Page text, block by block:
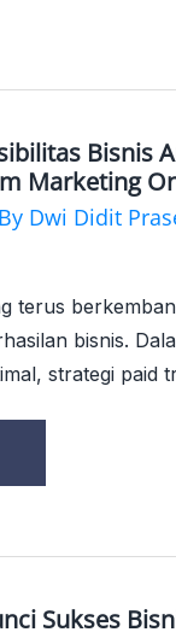
Bisnis
Marketing
Dwi Didit
terus
bisnis.
strategi paid
Sukses